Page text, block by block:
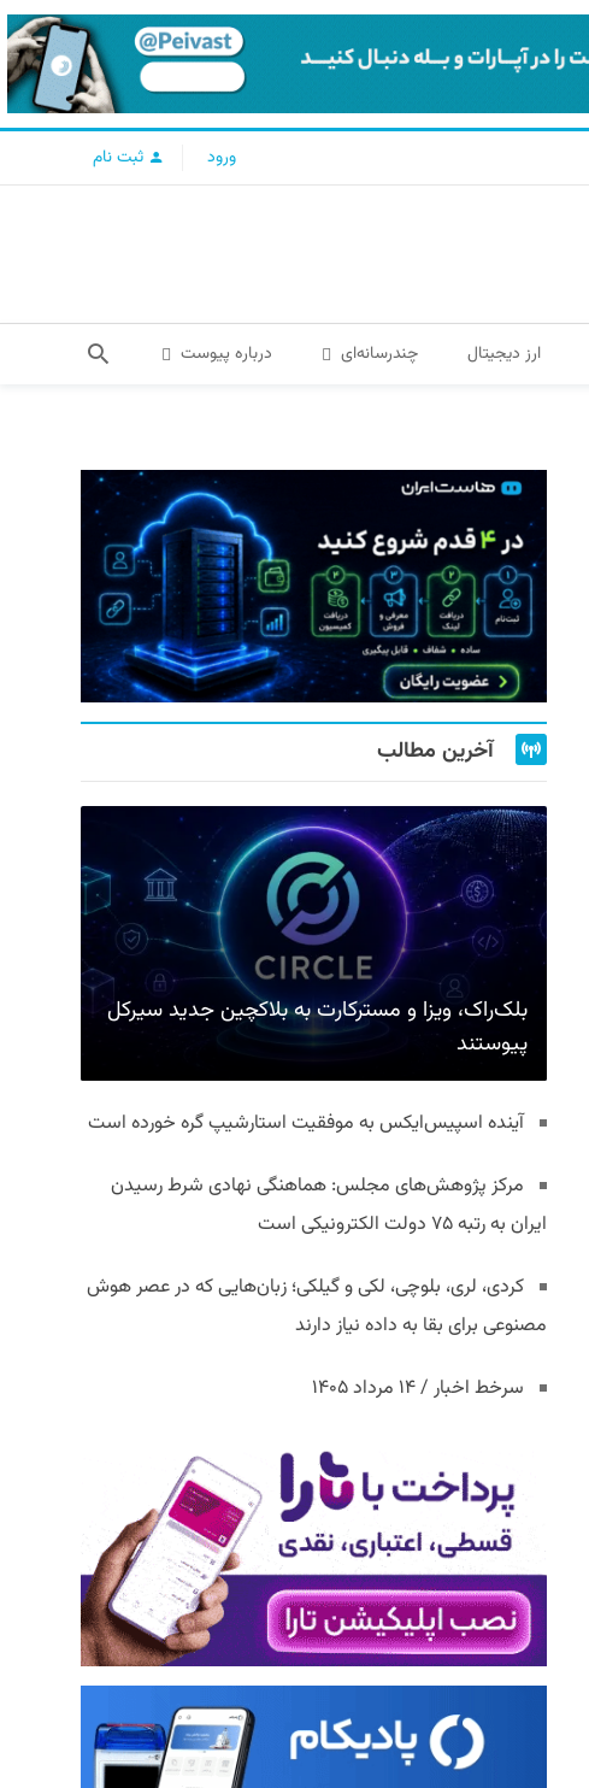
ورود ثبت نام
ارز دیجیتال چندرسانه‌ای درباره پیوست
آخرین مطالب
بلک‌راک، ویزا و مسترکارت به بلاکچین جدید سیرکل
پیوستند
آینده اسپیس‌ایکس به موفقیت استارشیپ گره خورده است
مرکز پژوهش‌های مجلس: هماهنگی نهادی شرط رسیدن
ایران به رتبه ۷۵ دولت الکترونیکی است
کردی، لری، بلوچی، لکی و گیلکی؛ زبان‌هایی که در عصر هوش
مصنوعی برای بقا به داده نیاز دارند
سرخط اخبار / ۱۴ مرداد ۱۴۰۵